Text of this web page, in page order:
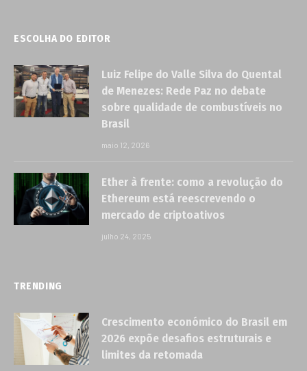
ESCOLHA DO EDITOR
Luiz Felipe do Valle Silva do Quental
de Menezes: Rede Paz no debate
sobre qualidade de combustíveis no
Brasil
maio 12, 2026
Ether à frente: como a revolução do
Ethereum está reescrevendo o
mercado de criptoativos
julho 24, 2025
TRENDING
Crescimento económico do Brasil em
2026 expõe desafios estruturais e
limites da retomada